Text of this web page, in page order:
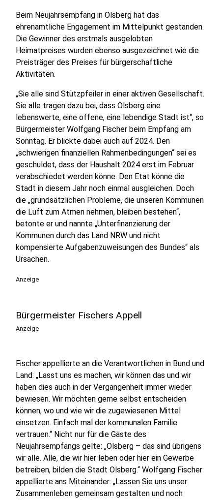
Beim Neujahrsempfang in Olsberg hat das
ehrenamtliche Engagement im Mittelpunkt gestanden.
Die Gewinner des erstmals ausgelobten
Heimatpreises wurden ebenso ausgezeichnet wie die
Preisträger des Preises für bürgerschaftliche
Aktivitäten.
„Sie alle sind Stützpfeiler in einer aktiven Gesellschaft.
Sie alle tragen dazu bei, dass Olsberg eine
lebenswerte, eine offene, eine lebendige Stadt ist“, so
Bürgermeister Wolfgang Fischer beim Empfang am
Sonntag. Er blickte dabei auch auf 2024. Den
„schwierigen finanziellen Rahmenbedingungen“ sei es
geschuldet, dass der Haushalt 2024 erst im Februar
verabschiedet werden könne. Den Etat könne die
Stadt in diesem Jahr noch einmal ausgleichen. Doch
die „grundsätzlichen Probleme, die unseren Kommunen
die Luft zum Atmen nehmen, bleiben bestehen“,
betonte er und nannte „Unterfinanzierung der
Kommunen durch das Land NRW und nicht
kompensierte Aufgabenzuweisungen des Bundes“ als
Ursachen.
Anzeige
Bürgermeister Fischers Appell
Anzeige
Fischer appellierte an die Verantwortlichen in Bund und
Land: „Lasst uns es machen, wir können das und wir
haben dies auch in der Vergangenheit immer wieder
bewiesen. Wir möchten gerne selbst entscheiden
können, wo und wie wir die zugewiesenen Mittel
einsetzen. Einfach mal der kommunalen Familie
vertrauen.“ Nicht nur für die Gäste des
Neujahrsempfangs gelte: „Olsberg – das sind übrigens
wir alle. Alle, die wir hier leben oder hier ein Gewerbe
betreiben, bilden die Stadt Olsberg.“ Wolfgang Fischer
appellierte ans Miteinander: „Lassen Sie uns unser
Zusammenleben gemeinsam gestalten und noch